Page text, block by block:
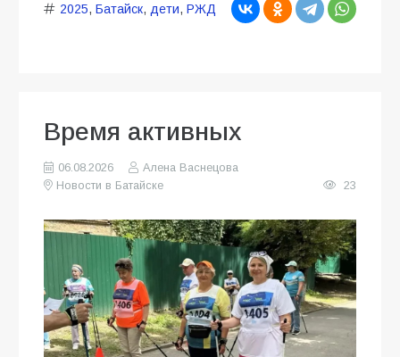
2025, Батайск, дети, РЖД
Время активных
06.08.2026
Алена Васнецова
Новости в Батайске
23